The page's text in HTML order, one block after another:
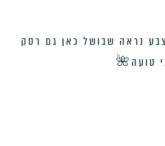
נראה שבושל כאן גם רסק
טועה🌺